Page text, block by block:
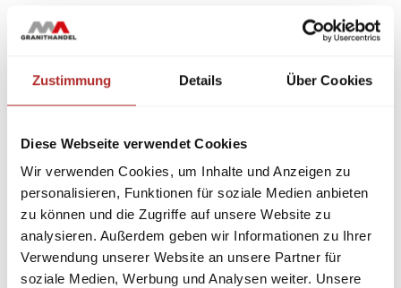
Zustimmung Details Über Cookies
Diese Webseite verwendet Cookies
Wir verwenden Cookies, um Inhalte und Anzeigen zu
personalisieren, Funktionen für soziale Medien anbieten
zu können und die Zugriffe auf unsere Website zu
analysieren. Außerdem geben wir Informationen zu Ihrer
Verwendung unserer Website an unsere Partner für
soziale Medien, Werbung und Analysen weiter. Unsere